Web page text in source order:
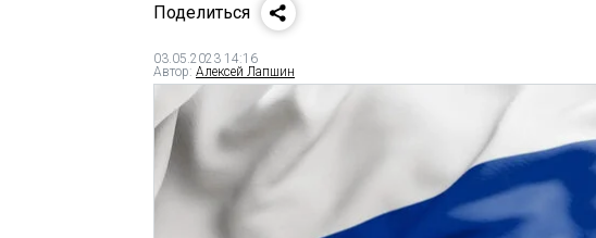
Поделиться
03.05.2023 14:16
Автор: Алексей Лапшин